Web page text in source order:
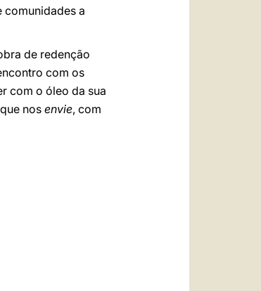
comunidades a
de redenção
com os
com o óleo da sua
nosenvie, com